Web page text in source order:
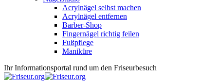
Acrylnägel selbst machen
Acrylnägel entfernen
Barber-Shop
Fingernägel richtig feilen
Fußpflege
Maniküre
Ihr Informationsportal rund um den Friseurbesuch